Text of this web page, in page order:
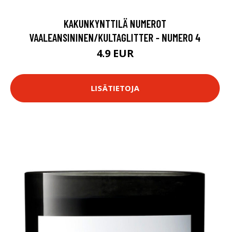
KAKUNKYNTTILÄ NUMEROT
VAALEANSININEN/KULTAGLITTER - NUMERO 4
4.9 EUR
LISÄTIETOJA